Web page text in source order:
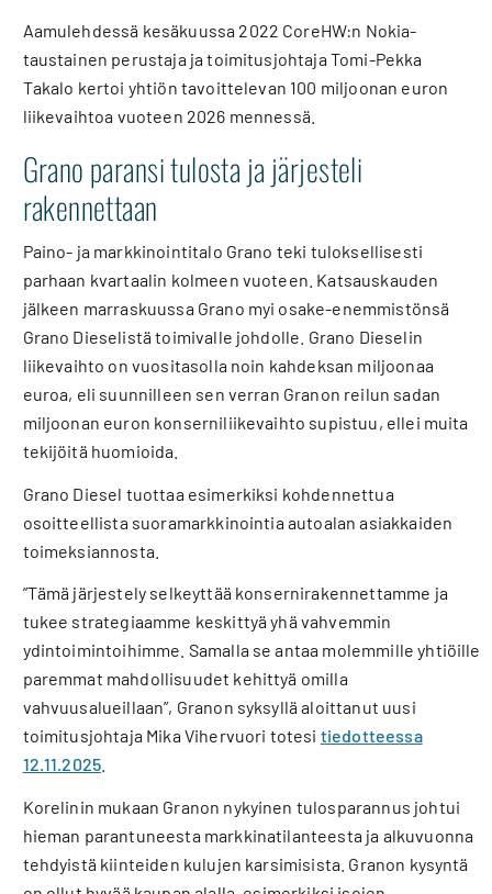
Aamulehdessä kesäkuussa 2022 CoreHW:n Nokia-
taustainen perustaja ja toimitusjohtaja Tomi-Pekka
Takalo kertoi yhtiön tavoittelevan 100 miljoonan euron
liikevaihtoa vuoteen 2026 mennessä.
Grano paransi tulosta ja järjesteli
rakennettaan
Paino- ja markkinointitalo Grano teki tuloksellisesti
parhaan kvartaalin kolmeen vuoteen. Katsauskauden
jälkeen marraskuussa Grano myi osake-enemmistönsä
Grano Dieselistä toimivalle johdolle. Grano Dieselin
liikevaihto on vuositasolla noin kahdeksan miljoonaa
euroa, eli suunnilleen sen verran Granon reilun sadan
miljoonan euron konserniliikevaihto supistuu, ellei muita
tekijöitä huomioida.
Grano Diesel tuottaa esimerkiksi kohdennettua
osoitteellista suoramarkkinointia autoalan asiakkaiden
toimeksiannosta.
”Tämä järjestely selkeyttää konsernirakennettamme ja
tukee strategiaamme keskittyä yhä vahvemmin
ydintoimintoihimme. Samalla se antaa molemmille yhtiöille
paremmat mahdollisuudet kehittyä omilla
vahvuusalueillaan”, Granon syksyllä aloittanut uusi
toimitusjohtaja Mika Vihervuori totesi tiedotteessa
12.11.2025
Korelinin mukaan Granon nykyinen tulosparannus johtui
hieman parantuneesta markkinatilanteesta ja alkuvuonna
tehdyistä kiinteiden kulujen karsimisista. Granon kysyntä